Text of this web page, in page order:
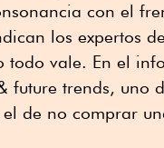
con el
los expertos
todo vale. En el
future trends, uno
el de no comprar